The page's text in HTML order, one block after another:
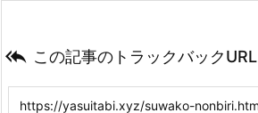
 この記事のトラックバックURL